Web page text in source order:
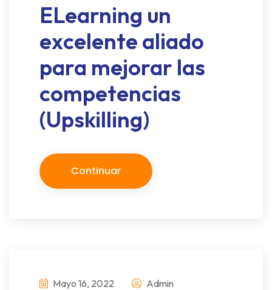
ELearning un
excelente aliado
para mejorar las
competencias
(Upskilling)
Continuar
Mayo 16, 2022 Admin